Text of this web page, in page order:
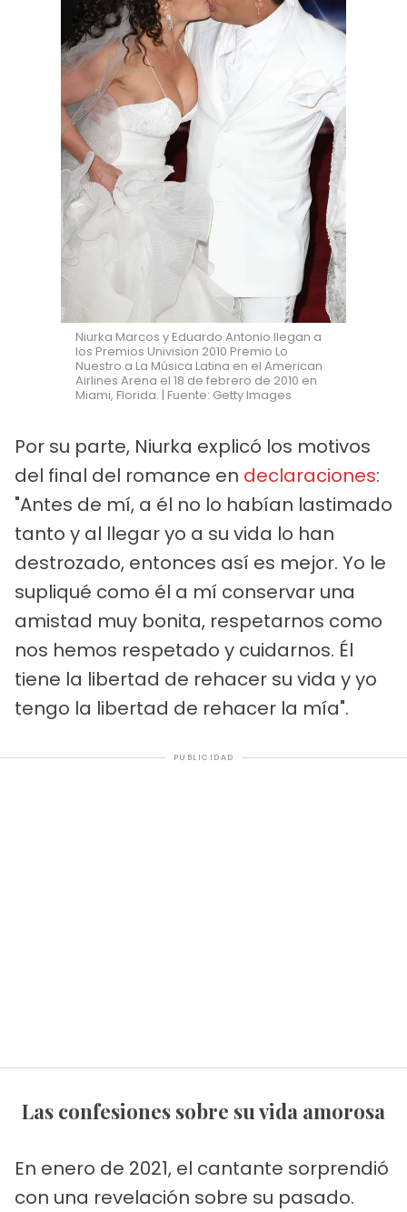
Niurka Marcos y Eduardo Antonio llegan a
los Premios Univision 2010 Premio Lo
Nuestro a La Música Latina en el American
Airlines Arena el 18 de febrero de 2010 en
Miami, Florida. | Fuente: Getty Images
Por su parte, Niurka explicó los motivos
del final del romance en declaraciones:
"Antes de mí, a él no lo habían lastimado
tanto y al llegar yo a su vida lo han
destrozado, entonces así es mejor. Yo le
supliqué como él a mí conservar una
amistad muy bonita, respetarnos como
nos hemos respetado y cuidarnos. Él
tiene la libertad de rehacer su vida y yo
tengo la libertad de rehacer la mía".
PUBLICIDAD
Las confesiones sobre su vida amorosa
En enero de 2021, el cantante sorprendió
con una revelación sobre su pasado.